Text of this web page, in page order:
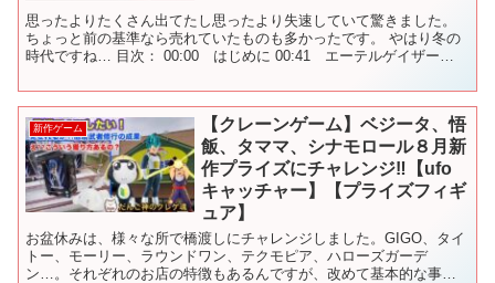
思ったよりたくさん出てたし思ったより失速していて驚きました。
ちょっと前の基準なら売れていたものも多かったです。 やはり冬の
時代ですね… 目次： 00:00 はじめに 00:41 エーテルゲイザー
新作ゲーム
【クレーンゲーム】ベジータ、悟
飯、タママ、シナモロール８月新
作プライズにチャレンジ‼️【ufo
キャッチャー】【プライズフィギ
ュア】
お盆休みは、様々な所で橋渡しにチャレンジしました。GIGO、タイ
トー、モーリー、ラウンドワン、テクモピア、ハローズガーデ
ン…。それぞれのお店の特徴もあるんですが、改めて基本的な事を